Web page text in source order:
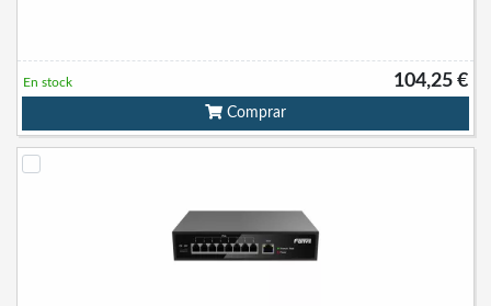
104,25 €
En stock
Comprar